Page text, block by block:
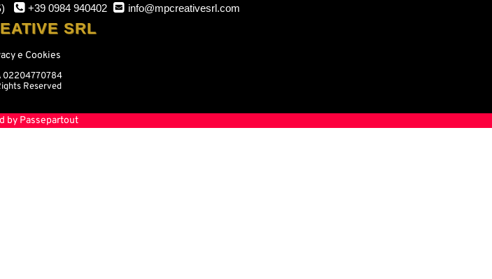
+39 0984 940402 info@mpcreativesrl.com
SRL
e Cookies
02204770784
Reserved
by Passepartout